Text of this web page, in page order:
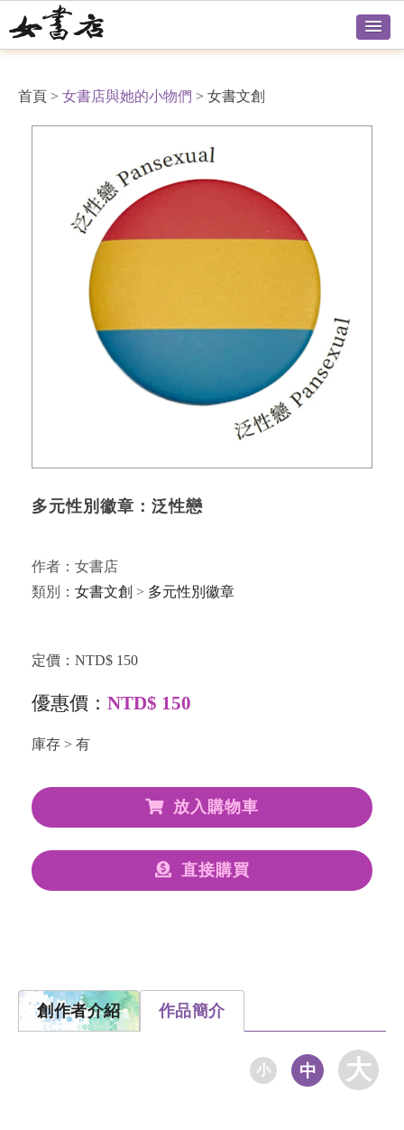
首頁 > 女書店與她的小物們 > 女書文創
多元性別徽章：泛性戀
作者：女書店
類別： 女書文創 > 多元性別徽章
定價：NTD$ 150
優惠價： NTD$ 150
庫存 > 有
放入購物車
直接購買
創作者介紹 作品簡介
小 中 大